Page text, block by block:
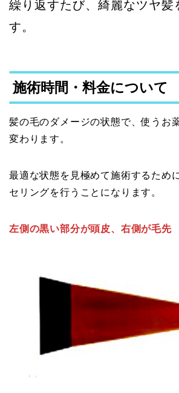
繰り返すたび、綺麗なツヤ髪
す。
施術時間・料金について
髪の毛のダメージの状態で、使うお
変わります。
最適な状態を見極めて施術するため
セリングを行うことになります。
左側の黒い部分が頭皮、右側が毛先